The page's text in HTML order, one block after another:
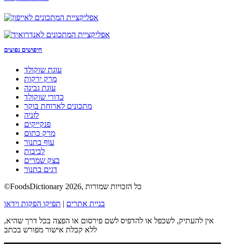
חיפושים נפוצים
עוגת שוקולד
מרק ירקות
עוגת גבינה
כדורי שוקולד
מתכונים לארוחת בוקר
לזניה
פנקייקים
מרק כתום
עוף בתנור
לביבות
בצק שמרים
דגים בתנור
©FoodsDictionary 2026, כל הזכויות שמורות
בניית אתרים | תפיקו הפקות וידאו
אין להעתיק, לשכפל או להדפיס לשם פירסום או הפצה בכל דרך שהיא,
ללא קבלת אישור מפורש בכתב